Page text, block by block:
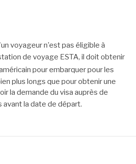
voyageur n'est pas éligible à
de voyage ESTA, il doit obtenir
pour embarquer pour les
plus longs que pour obtenir une
la demande du visa auprès de
avant la date de départ.